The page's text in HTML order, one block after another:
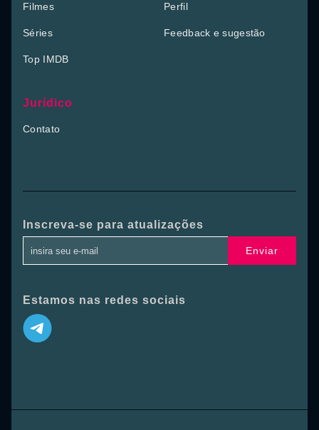
Filmes
Séries
Top IMDB
Perfil
Feedback e sugestão
Jurídico
Contato
Inscreva-se para atualizações
Enviar
Estamos nas redes sociais